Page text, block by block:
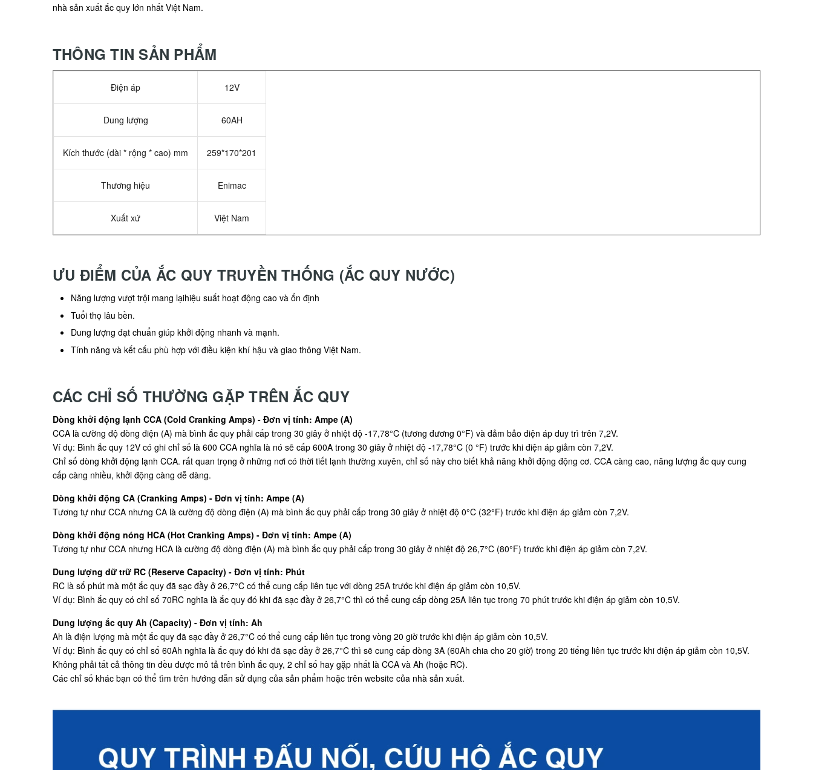
nhà sản xuất ắc quy lớn nhất Việt Nam.
THÔNG TIN SẢN PHẨM
Điện áp 12V
Dung lượng 60AH
Kích thước (dài * rộng * cao) mm 259*170*201
Thương hiệu Enimac
Xuất xứ Việt Nam
ƯU ĐIỂM CỦA ẮC QUY TRUYỀN THỐNG (ẮC QUY NƯỚC)
Năng lượng vượt trội mang lạihiệu suất hoạt động cao và ổn định
Tuổi thọ lâu bền.
Dung lượng đạt chuẩn giúp khởi động nhanh và mạnh.
Tính năng và kết cấu phù hợp với điều kiện khí hậu và giao thông Việt Nam.
CÁC CHỈ SỐ THƯỜNG GẶP TRÊN ẮC QUY
Dòng khởi động lạnh CCA (Cold Cranking Amps) - Đơn vị tính: Ampe (A)
CCA là cường độ dòng điện (A) mà bình ắc quy phải cấp trong 30 giây ở nhiệt độ -17,78°C (tương đương 0°F) và đảm bảo điện áp duy trì trên 7,2V.
Ví dụ: Bình ắc quy 12V có ghi chỉ số là 600 CCA nghĩa là nó sẽ cấp 600A trong 30 giây ở nhiệt độ -17,78°C (0 °F) trước khi điện áp giảm còn 7,2V.
Chỉ số dòng khởi động lạnh CCA. rất quan trọng ở những nơi có thời tiết lạnh thường xuyên, chỉ số này cho biết khả năng khởi động động cơ. CCA càng cao, năng lượng ắc quy cung
cấp càng nhiều, khởi động càng dễ dàng.
Dòng khởi động CA (Cranking Amps) - Đơn vị tính: Ampe (A)
Tương tự như CCA nhưng CA là cường độ dòng điện (A) mà bình ắc quy phải cấp trong 30 giây ở nhiệt độ 0°C (32°F) trước khi điện áp giảm còn 7,2V.
Dòng khởi động nóng HCA (Hot Cranking Amps) - Đơn vị tính: Ampe (A)
Tương tự như CCA nhưng HCA là cường độ dòng điện (A) mà bình ắc quy phải cấp trong 30 giây ở nhiệt độ 26,7°C (80°F) trước khi điện áp giảm còn 7,2V.
Dung lượng dữ trữ RC (Reserve Capacity) - Đơn vị tính: Phút
RC là số phút mà một ắc quy đã sạc đầy ở 26,7°C có thể cung cấp liên tục với dòng 25A trước khi điện áp giảm còn 10,5V.
Ví dụ: Bình ắc quy có chỉ số 70RC nghĩa là ắc quy đó khi đã sạc đầy ở 26,7°C thì có thể cung cấp dòng 25A liên tục trong 70 phút trước khi điện áp giảm còn 10,5V.
Dung lượng ắc quy Ah (Capacity) - Đơn vị tính: Ah
Ah là điện lượng mà một ắc quy đã sạc đầy ở 26,7°C có thể cung cấp liên tục trong vòng 20 giờ trước khi điện áp giảm còn 10,5V.
Ví dụ: Bình ắc quy có chỉ số 60Ah nghĩa là ắc quy đó khi đã sạc đầy ở 26,7°C thì sẽ cung cấp dòng 3A (60Ah chia cho 20 giờ) trong 20 tiếng liên tục trước khi điện áp giảm còn 10,5V.
Không phải tất cả thông tin đều được mô tả trên bình ắc quy, 2 chỉ số hay gặp nhất là CCA và Ah (hoặc RC).
Các chỉ số khác bạn có thể tìm trên hướng dẫn sử dụng của sản phẩm hoặc trên website của nhà sản xuất.